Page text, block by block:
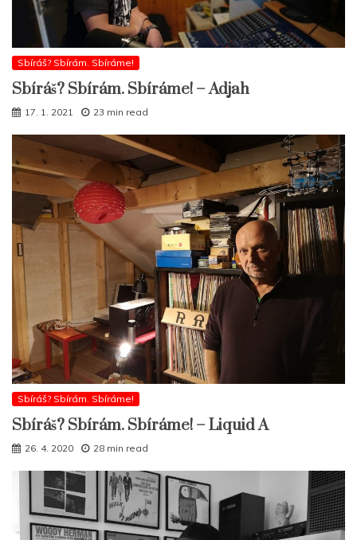
Sbíráš? Sbírám. Sbíráme!
Sbíráš? Sbírám. Sbíráme! – Adjah
17. 1. 2021 23 min read
Sbíráš? Sbírám. Sbíráme!
Sbíráš? Sbírám. Sbíráme! – Liquid A
26. 4. 2020 28 min read